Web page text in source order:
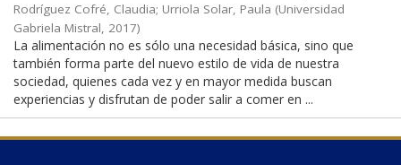
Rodríguez Cofré, Claudia; Urriola Solar, Paula (Universidad
Gabriela Mistral, 2017)
La alimentación no es sólo una necesidad básica, sino que
también forma parte del nuevo estilo de vida de nuestra
sociedad, quienes cada vez y en mayor medida buscan
experiencias y disfrutan de poder salir a comer en ...